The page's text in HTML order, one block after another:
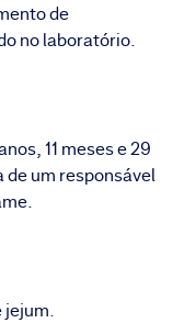
de
no laboratório.
11 meses e 29
de um responsável
jejum.